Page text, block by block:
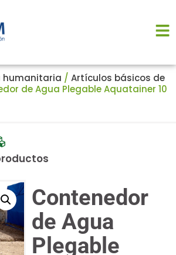
humanitaria / Artículos básicos de
de Agua Plegable Aquatainer 10
Contenedor
de Agua
Plegable